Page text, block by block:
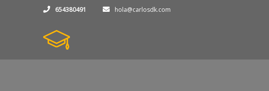
654380491 hola@carlosdk.com